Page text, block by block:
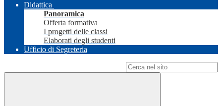
Didattica
Panoramica
Offerta formativa
I progetti delle classi
Elaborati degli studenti
Ufficio di Segreteria